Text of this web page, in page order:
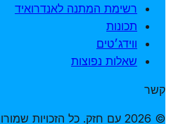
רשימת המתנה לאנדרואיד
תכונות
ווידג׳טים
שאלות נפוצות
קשר
© 2026 עם חזק. כל הזכויות שמורות.